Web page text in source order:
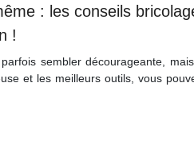
: les conseils
!
sembler décourageante,
et les meilleurs outils, vous